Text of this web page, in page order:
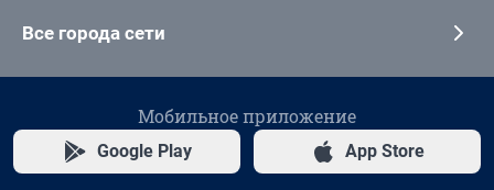
Все города сети
Мобильное приложение
Google Play App Store